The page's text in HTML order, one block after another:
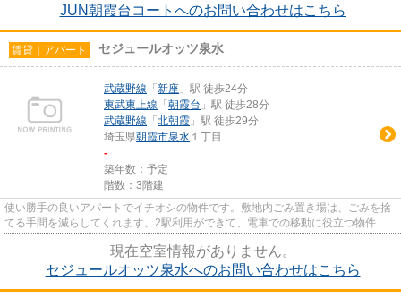
JUN朝霞台コートへのお問い合わせはこちら
賃貸｜アパート セジュールオッツ泉水
武蔵野線 「 新座 」駅 徒歩24分
東武東上線 「 朝霞台 」駅 徒歩28分
武蔵野線 「 北朝霞 」駅 徒歩29分
埼玉県朝霞市泉水 １丁目
-
築年数：予定
階数：3階建
使い勝手の良いアパートでイチオシの物件です。敷地内ごみ置き場は、ごみを捨
てる手間を減らしてくれます。2駅利用ができて、電車での移動に役立つ物件で
現在空室情報がありません。
セジュールオッツ泉水へのお問い合わせはこちら